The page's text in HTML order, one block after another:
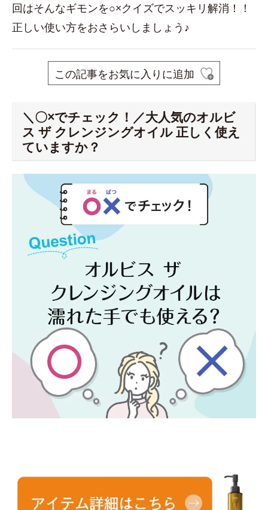
回はそんなギモンを○×クイズでスッキリ解消！！
正しい使い方をおさらいしましょう♪
この記事をお気に入りに追加
＼〇×でチェック！／大人気のオルビ
ス ザ クレンジングオイル 正しく使え
ていますか？